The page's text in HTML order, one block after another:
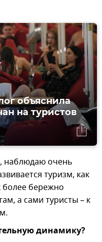
объяснила
на туристов
наблюдаю очень
туризм, как
бережно
а сами туристы – к
динамику?